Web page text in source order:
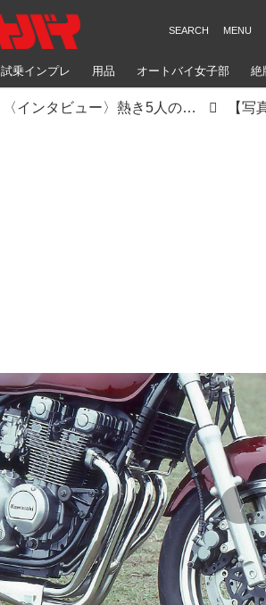
試乗インプレ 用品 オートバイ女子部 絶
〈インタビュー〉熱き5人の開発者に聞くカワサキ「ゼファー」誕生秘話｜信念を燃料に、彼らは“空冷の復活”を成し遂げた！【空冷4発ヨンヒャク回顧録】